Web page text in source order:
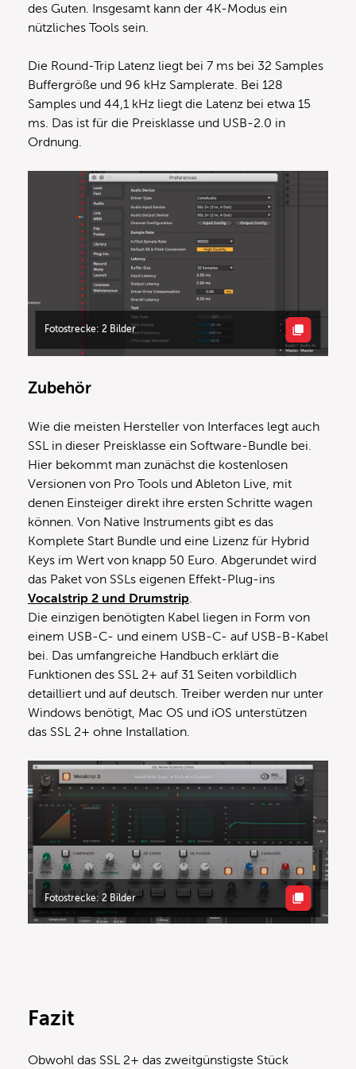
des Guten. Insgesamt kann der 4K-Modus ein
nützliches Tools sein.
Die Round-Trip Latenz liegt bei 7 ms bei 32 Samples
Buffergröße und 96 kHz Samplerate. Bei 128
Samples und 44,1 kHz liegt die Latenz bei etwa 15
ms. Das ist für die Preisklasse und USB-2.0 in
Ordnung.
Fotostrecke: 2 Bilder
Zubehör
Wie die meisten Hersteller von Interfaces legt auch
SSL in dieser Preisklasse ein Software-Bundle bei.
Hier bekommt man zunächst die kostenlosen
Versionen von Pro Tools und Ableton Live, mit
denen Einsteiger direkt ihre ersten Schritte wagen
können. Von Native Instruments gibt es das
Komplete Start Bundle und eine Lizenz für Hybrid
Keys im Wert von knapp 50 Euro. Abgerundet wird
das Paket von SSLs eigenen Effekt-Plug-ins
Vocalstrip 2 und Drumstrip.
Die einzigen benötigten Kabel liegen in Form von
einem USB-C- und einem USB-C- auf USB-B-Kabel
bei. Das umfangreiche Handbuch erklärt die
Funktionen des SSL 2+ auf 31 Seiten vorbildlich
detailliert und auf deutsch. Treiber werden nur unter
Windows benötigt, Mac OS und iOS unterstützen
das SSL 2+ ohne Installation.
Fotostrecke: 2 Bilder
Fazit
Obwohl das SSL 2+ das zweitgünstigste Stück